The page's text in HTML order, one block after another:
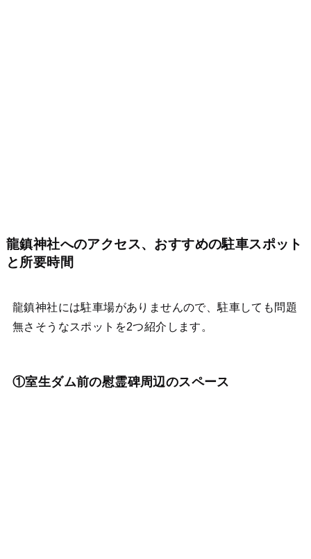
龍鎮神社へのアクセス、おすすめの駐車スポット
と所要時間
龍鎮神社には駐車場がありませんので、駐車しても問題
無さそうなスポットを2つ紹介します。
①室生ダム前の慰霊碑周辺のスペース